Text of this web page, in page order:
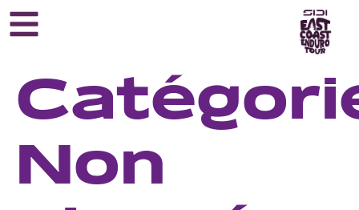
Non